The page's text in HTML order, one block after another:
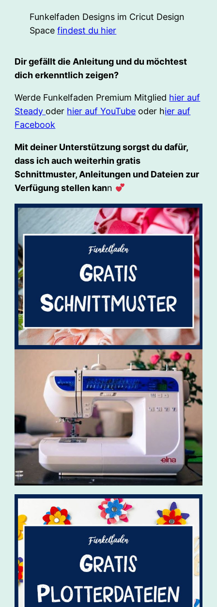
Funkelfaden Designs im Cricut Design
Spacefindest du hier
Dir gefällt die Anleitung und du möchtest
dich erkenntlich zeigen?
Werde Funkelfaden Premium Mitglied hier auf
Steady oder hier auf YouTube oder hier auf
Facebook
Mit deiner Unterstützung sorgst du dafür,
dass ich auch weiterhin gratis
Schnittmuster, Anleitungen und Dateien zur
Verfügung stellen kann